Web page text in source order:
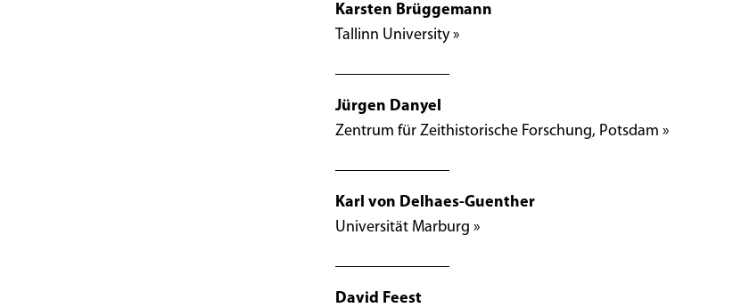
Karsten Brüggemann
Tallinn University »
Jürgen Danyel
Zentrum für Zeithistorische Forschung, Potsdam »
Karl von Delhaes-Guenther
Universität Marburg »
David Feest